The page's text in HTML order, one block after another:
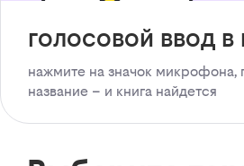
голосовой ввод в
нажмите на значок микрофона,
название – и книга найдется